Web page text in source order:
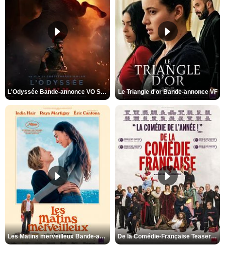
L'Odyssée Bande-annonce VO STFR Le Triangle d'or Bande-annonce VF
Les Matins merveilleux Bande-annonce VF De la Comédie-Française Teaser VF